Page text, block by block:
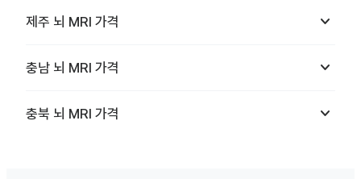
제주 뇌 MRI 가격 keyboard_arrow_down
충남 뇌 MRI 가격 keyboard_arrow_down
충북 뇌 MRI 가격 keyboard_arrow_down